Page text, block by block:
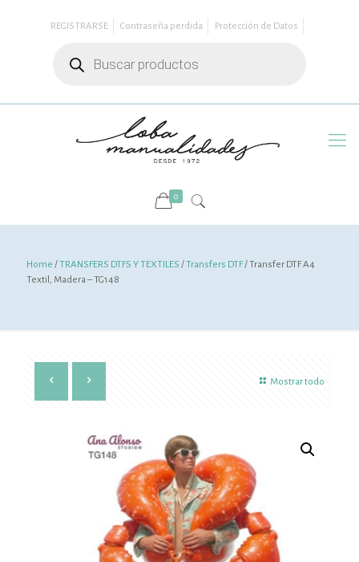
REGISTRARSE Contraseña perdida
Protección de Datos
productos
0
Home /TRANSFERS DTFS Y TEXTILES /Transfers DTF/ Transfer DTF A4
Textil, Madera – TG148
Mostrar todo